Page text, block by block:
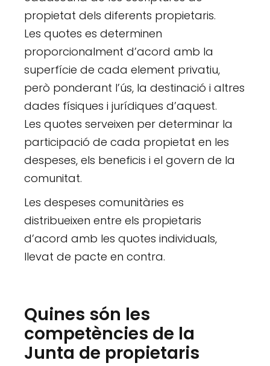
propietat dels diferents propietaris.
Les quotes es determinen
proporcionalment d’acord amb la
superfície de cada element privatiu,
però ponderant l’ús, la destinació i altres
dades físiques i jurídiques d’aquest.
Les quotes serveixen per determinar la
participació de cada propietat en les
despeses, els beneficis i el govern de la
comunitat.
Les despeses comunitàries es
distribueixen entre els propietaris
d’acord amb les quotes individuals,
llevat de pacte en contra.
Quines són les
competències de la
Junta de propietaris